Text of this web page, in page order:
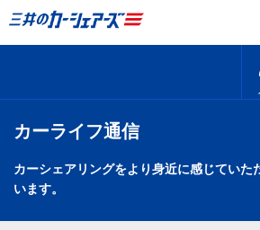
カーライフ通信
カーシェアリングをより身近に感じていた
います。